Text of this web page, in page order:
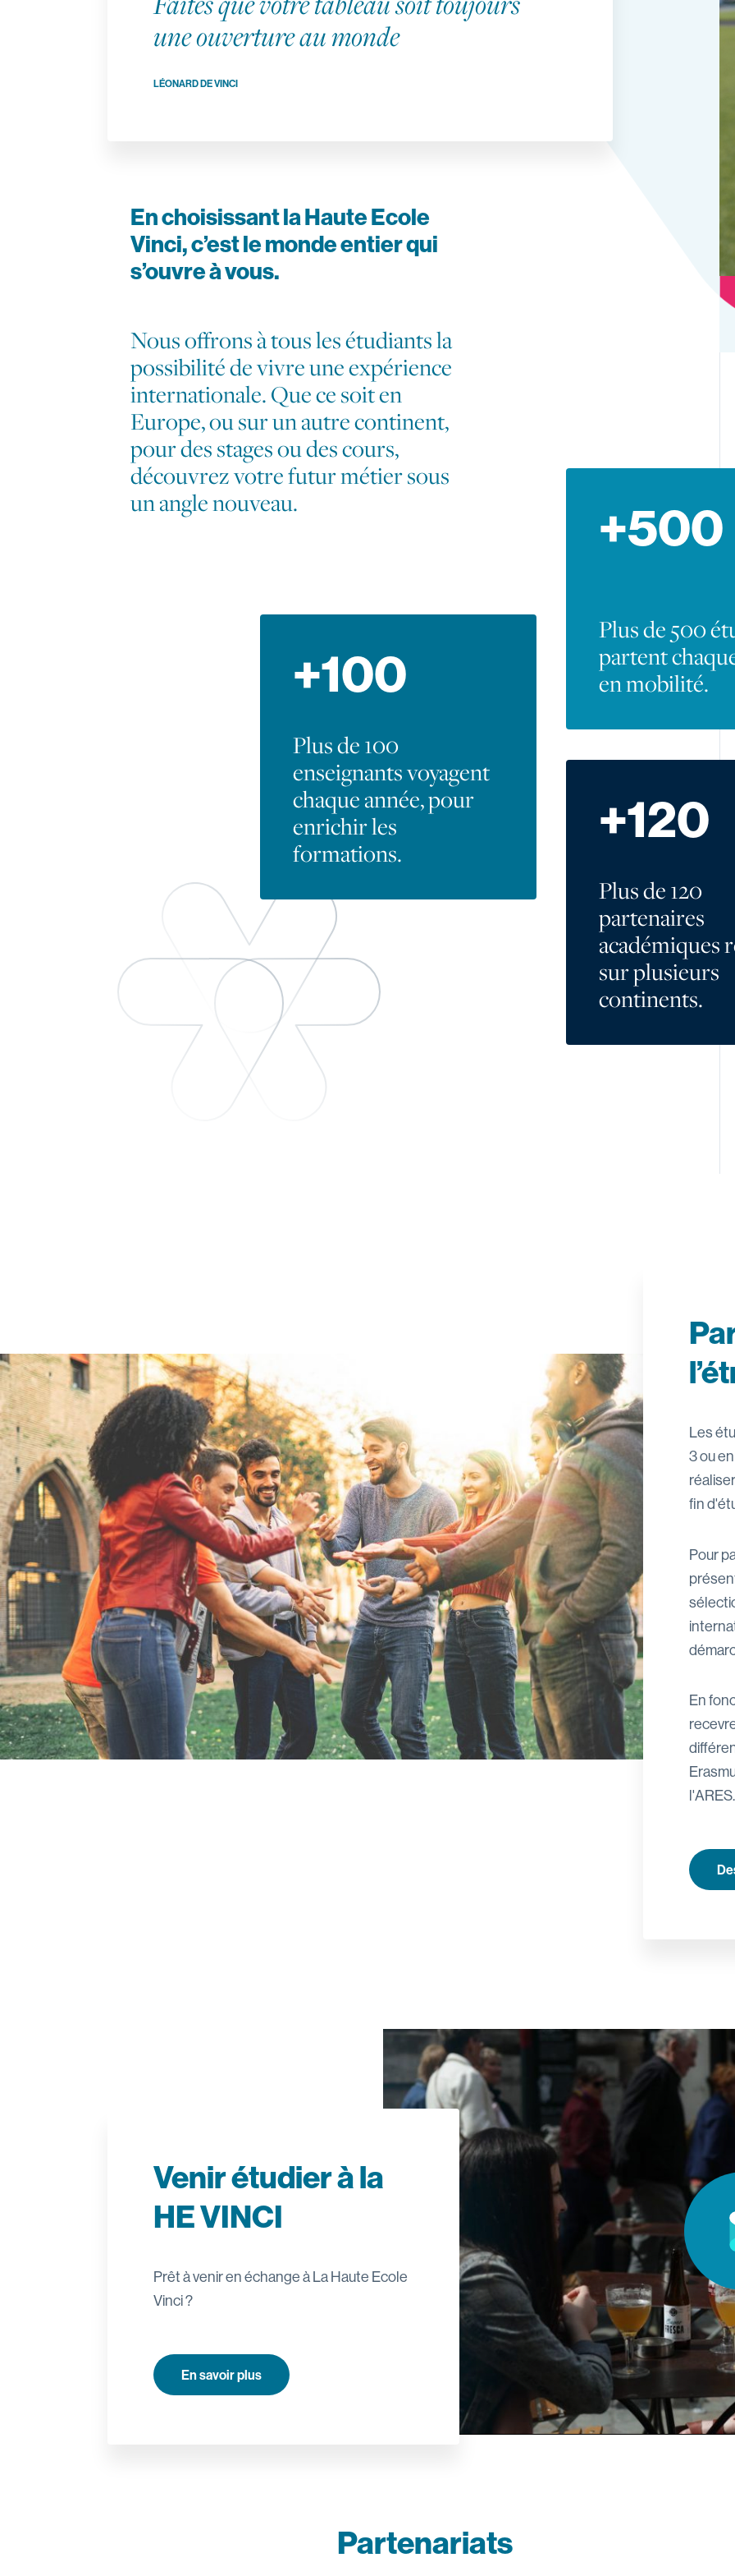
une ouverture au monde
LÉONARD DE VINCI
En choisissant la Haute Ecole
Vinci, c’est le monde entier qui
s’ouvre à vous.
Nous offrons à tous les étudiants la
possibilité de vivre une expérience
internationale. Que ce soit en
Europe, ou sur un autre continent,
pour des stages ou des cours,
découvrez votre futur métier sous
un angle nouveau.
+100
Plus de 100
enseignants voyagent
chaque année, pour
enrichir les
formations.
+500
Plus de 500
partent
en mobilité.
+120
Plus de 120
partenaires
académiques
sur plusieurs
continents.
Les
3 ou
fin
Pour
En
l'ARES.
Venir étudier à la
HE VINCI
Prêt à venir en échange à La Haute Ecole
Vinci ?
En savoir plus
Partenariats